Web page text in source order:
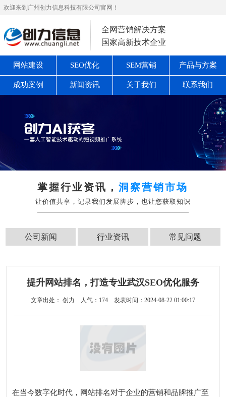
欢迎来到广州创力信息科技有限公司官网！
全网营销解决方案
国家高新技术企业
网站建设 SEO优化 SEM营销 产品与方案
成功案例 新闻资讯 关于我们 联系我们
掌握行业资讯，洞察营销市场
让价值共享，记录我们发展脚步，也让您获取知识
公司新闻 行业资讯 常见问题
提升网站排名，打造专业武汉SEO优化服务
文章出处： 创力 人气： 174 发表时间：2024-08-22 01:00:17
在当今数字化时代，网站排名对于企业的营销和品牌推广至